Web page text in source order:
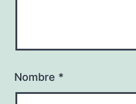
Nombre *